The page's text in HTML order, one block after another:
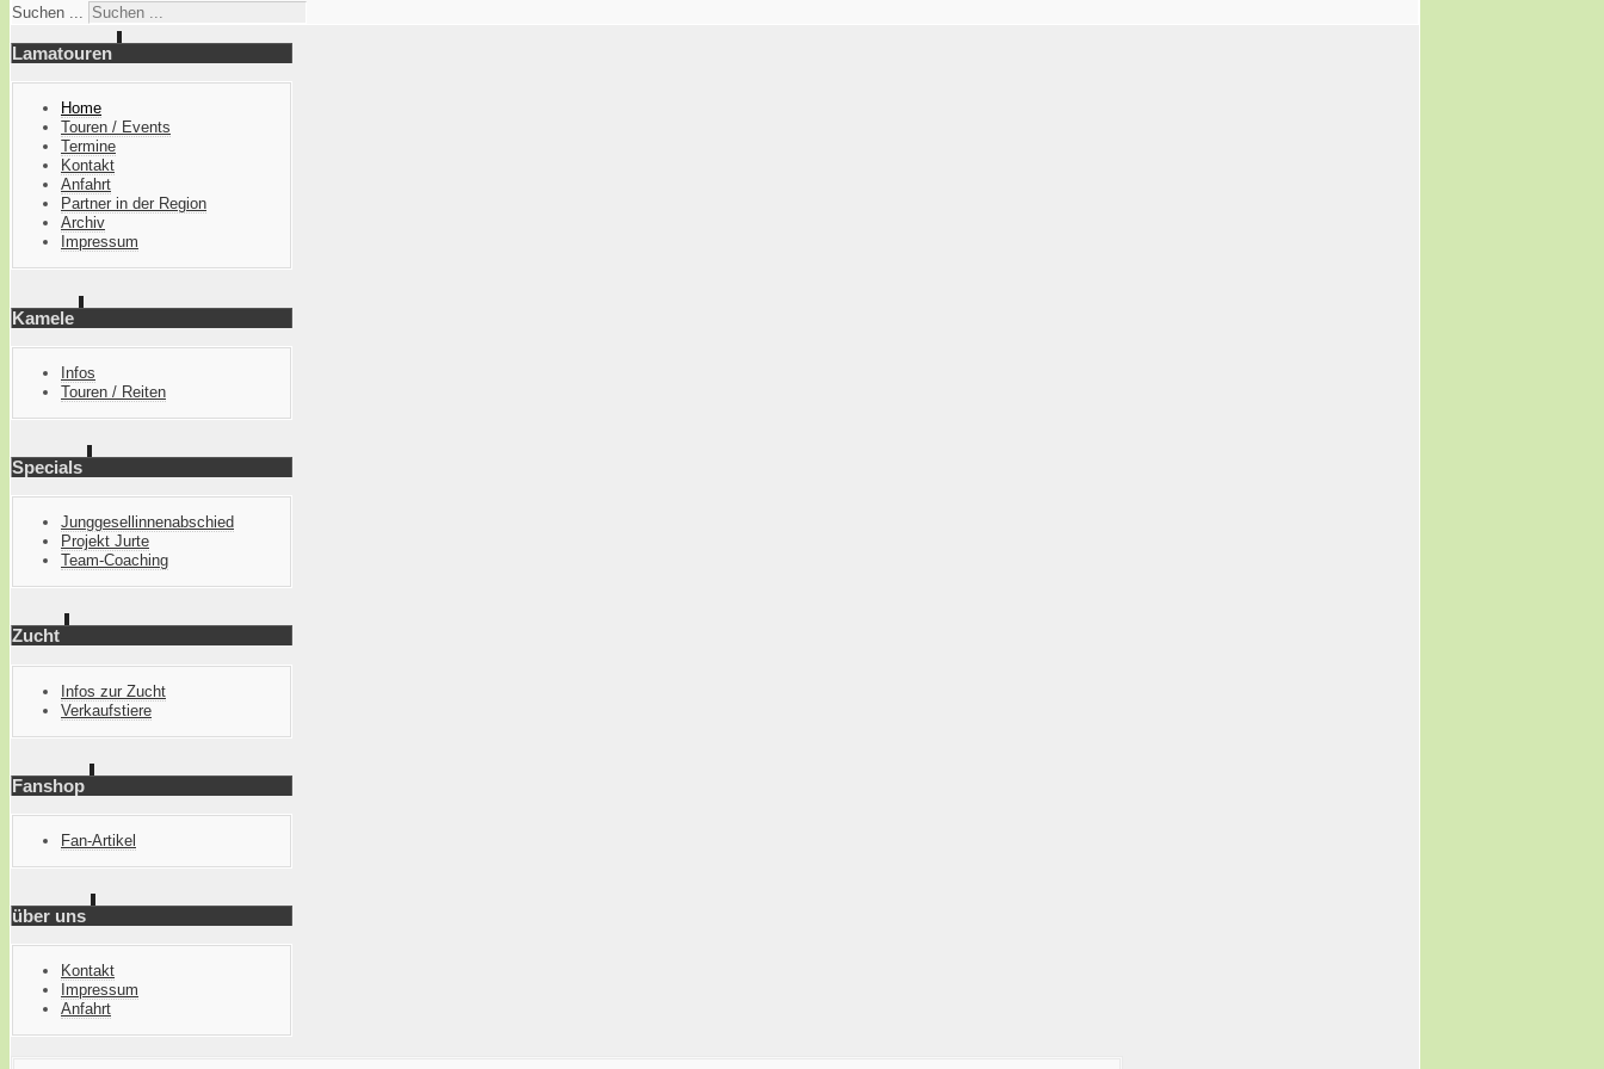
Suchen ...
Lamatouren
Home
Touren / Events
Termine
Kontakt
Anfahrt
Partner in der Region
Archiv
Impressum
Kamele
Infos
Touren / Reiten
Specials
Junggesellinnenabschied
Projekt Jurte
Team-Coaching
Zucht
Infos zur Zucht
Verkaufstiere
Fanshop
Fan-Artikel
über uns
Kontakt
Impressum
Anfahrt